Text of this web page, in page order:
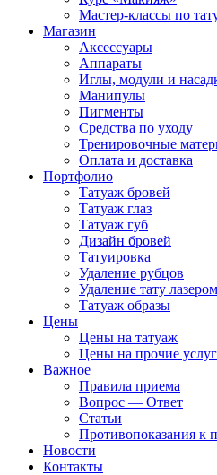
Мастер-классы по
Магазин
Аксессуары
Аппараты
Иглы, модули и
Манипулы
Пигменты
Средства по уходу
Тренировочные
Оплата и доставка
Портфолио
Татуаж бровей
Татуаж глаз
Татуаж губ
Дизайн бровей
Татуировка
Удаление рубцов
Удаление тату лазером
Татуаж образы
Цены
Цены на татуаж
Цены на прочие
Важное
Правила приема
Вопрос — Ответ
Статьи
Противопоказания к
Новости
Контакты